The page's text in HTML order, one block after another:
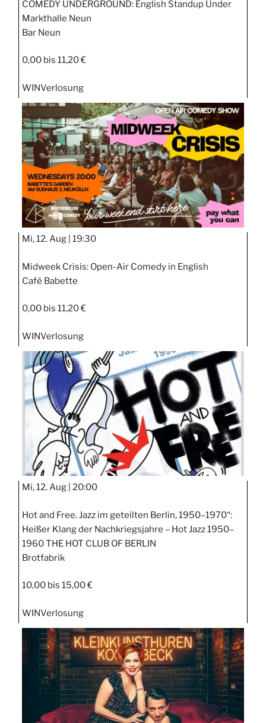
COMEDY UNDERGROUND: English Standup Under
Markthalle Neun
Bar Neun
0,00 bis 11,20 €
WINVerlosung
Mi, 12. Aug | 19:30
Midweek Crisis: Open-Air Comedy in English
Café Babette
0,00 bis 11,20 €
WINVerlosung
Mi, 12. Aug | 20:00
Hot and Free. Jazz im geteilten Berlin, 1950–1970“:
Heißer Klang der Nachkriegsjahre – Hot Jazz 1950–
1960 THE HOT CLUB OF BERLIN
Brotfabrik
10,00 bis 15,00 €
WINVerlosung